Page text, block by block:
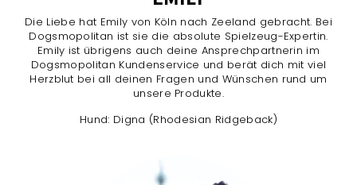
Die Liebe hat Emily von Köln nach Zeeland gebracht. Bei
Dogsmopolitan ist sie die absolute Spielzeug-Expertin.
Emily ist übrigens auch deine Ansprechpartnerin im
Dogsmopolitan Kundenservice und berät dich mit viel
Herzblut bei all deinen Fragen und Wünschen rund um
unsere Produkte.
Hund: Digna (Rhodesian Ridgeback)